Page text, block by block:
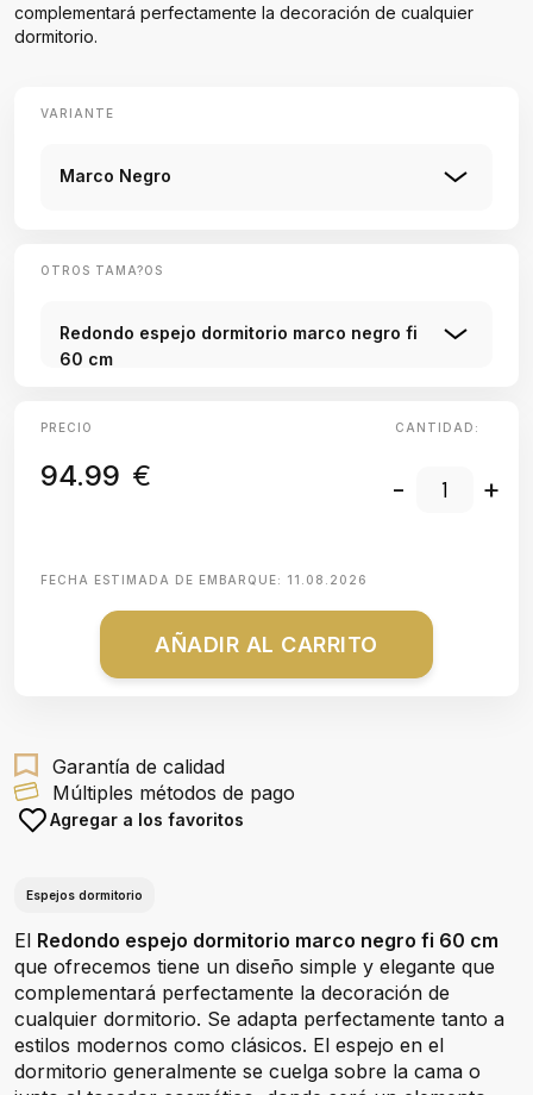
complementará perfectamente la decoración de cualquier
dormitorio.
VARIANTE
Marco Negro
OTROS TAMA?OS
Redondo espejo dormitorio marco negro fi
60 cm
PRECIO
94.99 €
CANTIDAD:
- +
FECHA ESTIMADA DE EMBARQUE: 11.08.2026
AÑADIR AL CARRITO
Garantía de calidad
Múltiples métodos de pago
Agregar a los favoritos
Espejos dormitorio
El Redondo espejo dormitorio marco negro fi 60 cm
que ofrecemos tiene un diseño simple y elegante que
complementará perfectamente la decoración de
cualquier dormitorio. Se adapta perfectamente tanto a
estilos modernos como clásicos. El espejo en el
dormitorio generalmente se cuelga sobre la cama o